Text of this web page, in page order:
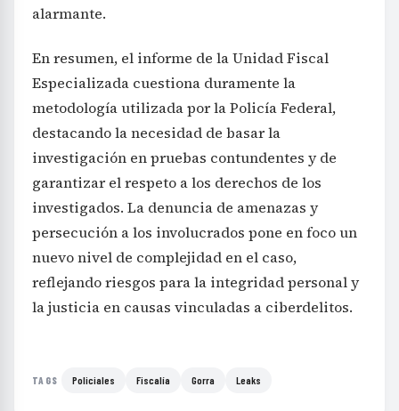
alarmante.
En resumen, el informe de la Unidad Fiscal
Especializada cuestiona duramente la
metodología utilizada por la Policía Federal,
destacando la necesidad de basar la
investigación en pruebas contundentes y de
garantizar el respeto a los derechos de los
investigados. La denuncia de amenazas y
persecución a los involucrados pone en foco un
nuevo nivel de complejidad en el caso,
reflejando riesgos para la integridad personal y
la justicia en causas vinculadas a ciberdelitos.
TAGS Policiales Fiscalía Gorra Leaks